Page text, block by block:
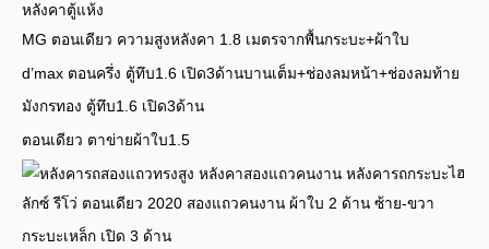
MG ตอนเดียว ความสูงหลังคา 1.8 เมตรจากพื้นกระบะ+ผ้าใบ
d’max ตอนครึ่ง ตู้ทึบ1.6 เปิด3ด้านบานเต็ม+ช่องลมหน้า+ช่องลมท้าย
มังกรทอง ตู้ทึบ1.6 เปิด3ด้าน
ตอนเดียว ตาข่ายผ้าใบ1.5
ไฮ
ลักซ์ รีโว่ ตอนเดียว 2020 สองแถวคนงาน ผ้าใบ 2 ด้าน ซ้าย-ขวา
กระบะเหล็ก เปิด 3 ด้าน